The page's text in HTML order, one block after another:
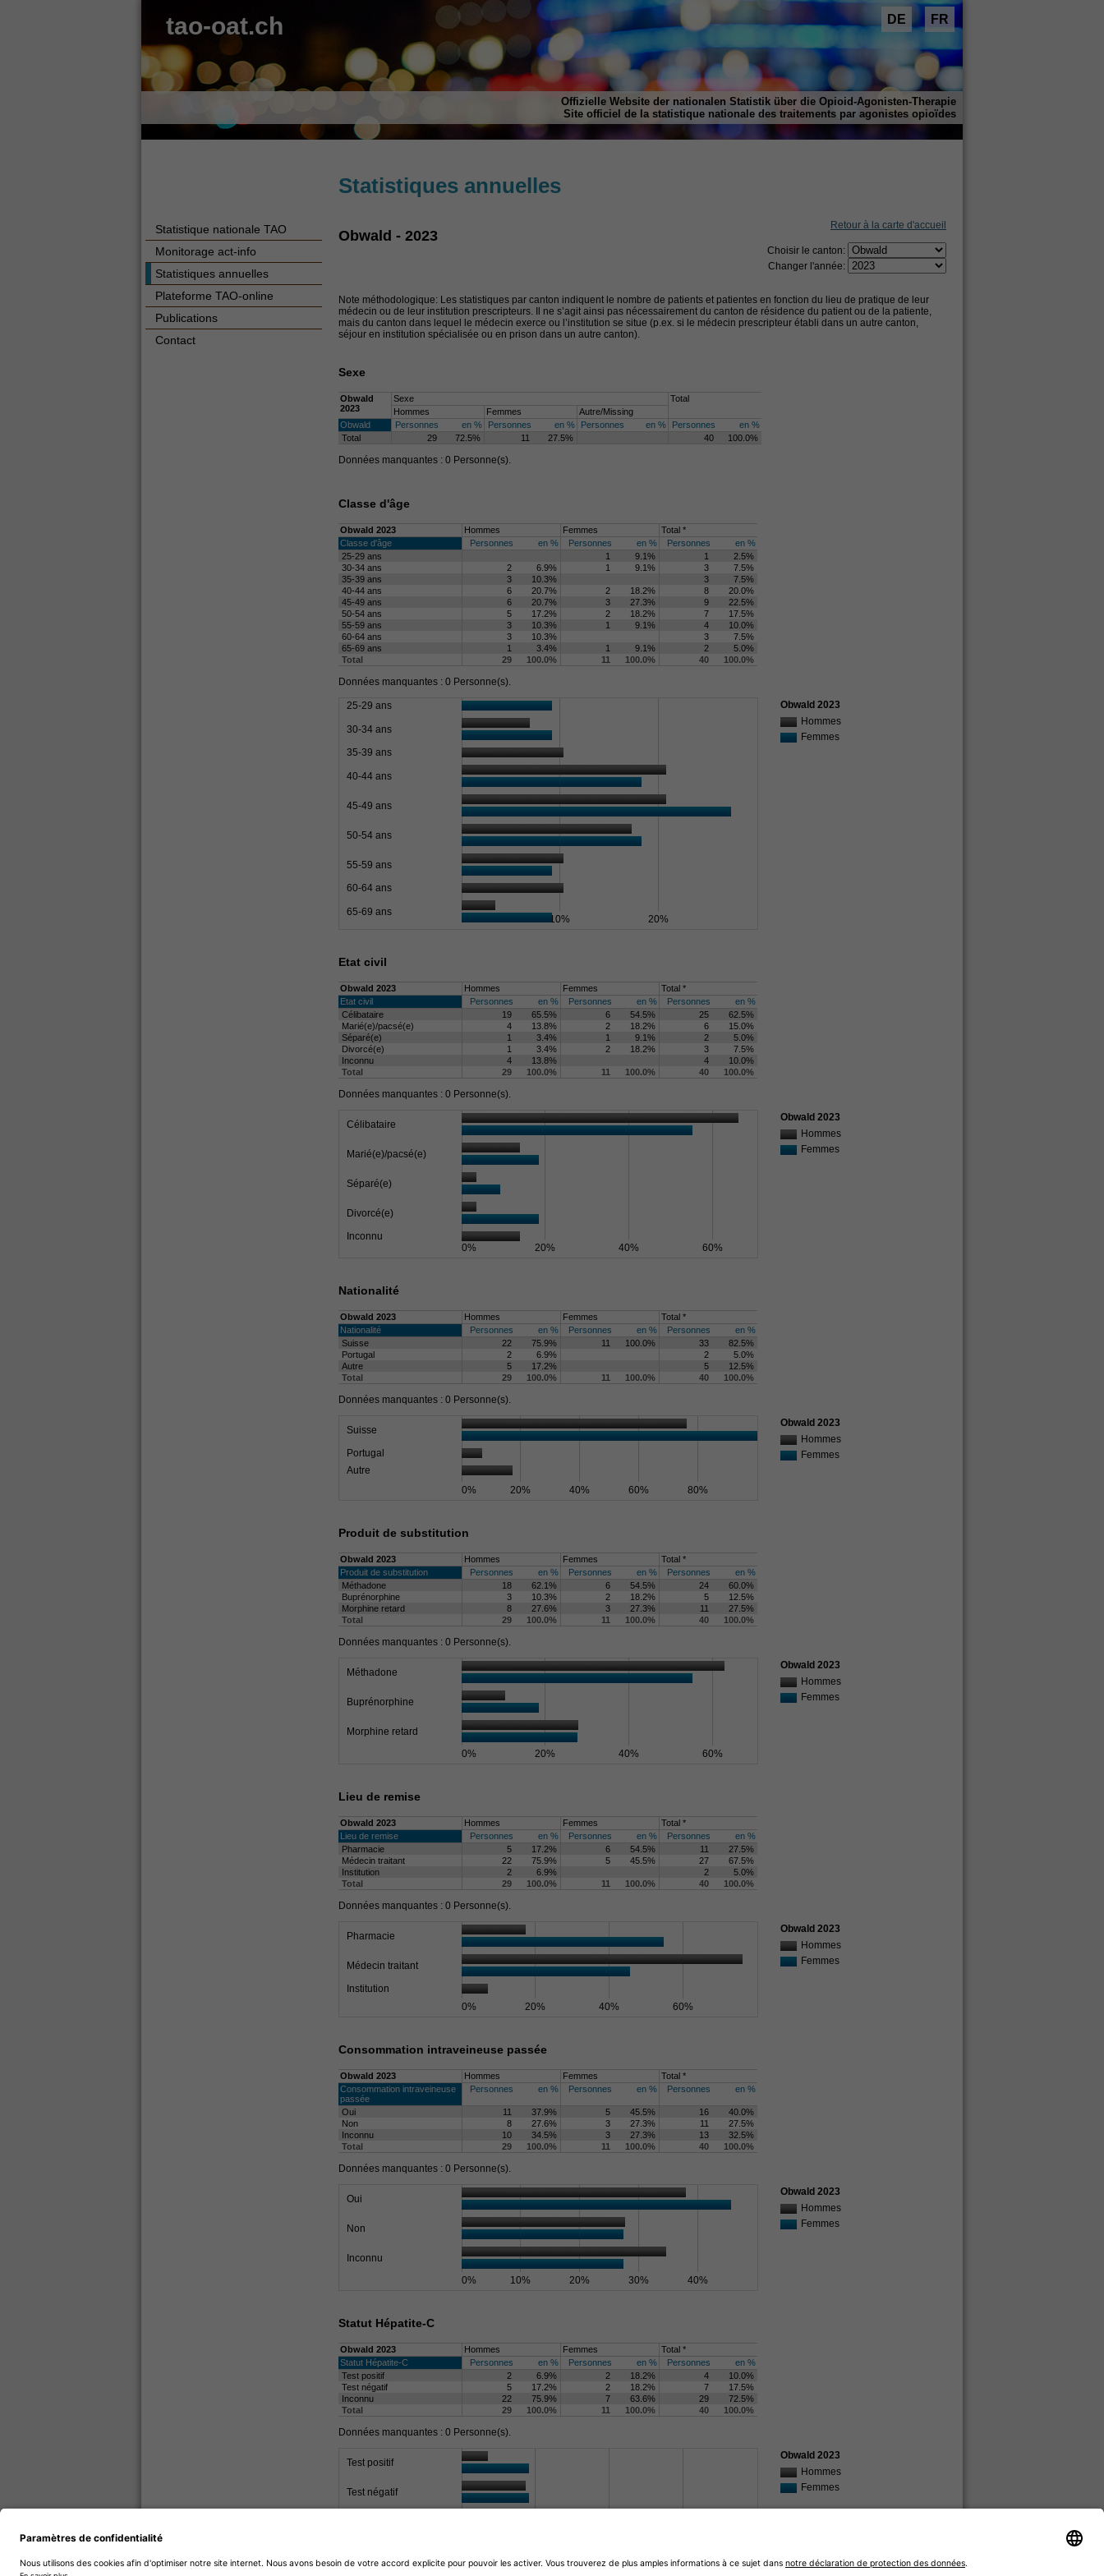
tao-oat.ch
Offizielle Website der nationalen Statistik über die Opioid-Agonisten-Therapie
Site officiel de la statistique nationale des traitements par agonistes opioïdes
DE FR
Statistique nationale TAO
Monitorage act-info
Statistiques annuelles
Plateforme TAO-online
Publications
Contact
Statistiques annuelles
Retour à la carte d'accueil
Choisir le canton:
Changer l'année:
Obwald - 2023
Note méthodologique: Les statistiques par canton indiquent le nombre de patients et patientes en fonction du lieu de pratique de leur
médecin ou de leur institution prescripteurs. Il ne s’agit ainsi pas nécessairement du canton de résidence du patient ou de la patiente,
mais du canton dans lequel le médecin exerce ou l’institution se situe (p.ex. si le médecin prescripteur établi dans un autre canton,
séjour en institution spécialisée ou en prison dans un autre canton).
Sexe
Obwald
2023
Sexe
Total
Hommes
Femmes
Autre/Missing
Obwald
Personnes en % Personnes en % Personnes en % Personnes
en %
Total
29 72.5% 11 27.5% 40 100.0%
Données manquantes : 0 Personne(s).
Classe d'âge
Obwald 2023 Hommes Femmes
Total *
Classe d'âge
Personnes en % Personnes en % Personnes
en %
25-29 ans
1 9.1% 1
2.5%
30-34 ans
2 6.9% 1 9.1% 3
7.5%
35-39 ans
3 10.3% 3
7.5%
40-44 ans
6 20.7% 2 18.2% 8
20.0%
45-49 ans
6 20.7% 3 27.3% 9
22.5%
50-54 ans
5 17.2% 2 18.2% 7
17.5%
55-59 ans
3 10.3% 1 9.1% 4
10.0%
60-64 ans
3 10.3% 3
7.5%
65-69 ans
1 3.4% 1 9.1% 2
5.0%
Total
29 100.0% 11 100.0% 40 100.0%
Données manquantes : 0 Personne(s).
Obwald 2023
Hommes
Femmes
25-29 ans
30-34 ans
35-39 ans
40-44 ans
45-49 ans
50-54 ans
55-59 ans
60-64 ans
65-69 ans
10% 20%
Etat civil
Obwald 2023 Hommes Femmes
Total *
Etat civil
Personnes en % Personnes en % Personnes
en %
Célibataire
19 65.5% 6 54.5% 25
62.5%
Marié(e)/pacsé(e)
4 13.8% 2 18.2% 6
15.0%
Séparé(e)
1 3.4% 1 9.1% 2
5.0%
Divorcé(e)
1 3.4% 2 18.2% 3
7.5%
Inconnu
4 13.8% 4
10.0%
Total
29 100.0% 11 100.0% 40 100.0%
Données manquantes : 0 Personne(s).
Obwald 2023
Hommes
Femmes
Célibataire
Marié(e)/pacsé(e)
Séparé(e)
Divorcé(e)
Inconnu
0%
20% 40% 60%
Nationalité
Obwald 2023 Hommes Femmes
Total *
Nationalité
Personnes en % Personnes en % Personnes
en %
Suisse
22 75.9% 11 100.0% 33
82.5%
Portugal
2 6.9% 2
5.0%
Autre
5 17.2% 5
12.5%
Total
29 100.0% 11 100.0% 40 100.0%
Données manquantes : 0 Personne(s).
Obwald 2023
Hommes
Femmes
Suisse
Portugal
Autre
0%
20% 40% 60% 80%
Produit de substitution
Obwald 2023 Hommes Femmes
Total *
Produit de substitution
Personnes en % Personnes en % Personnes
en %
Méthadone
18 62.1% 6 54.5% 24
60.0%
Buprénorphine
3 10.3% 2 18.2% 5
12.5%
Morphine retard
8 27.6% 3 27.3% 11
27.5%
Total
29 100.0% 11 100.0% 40 100.0%
Données manquantes : 0 Personne(s).
Obwald 2023
Hommes
Femmes
Méthadone
Buprénorphine
Morphine retard
0%
20% 40% 60%
Lieu de remise
Obwald 2023 Hommes Femmes
Total *
Lieu de remise
Personnes en % Personnes en % Personnes
en %
Pharmacie
5 17.2% 6 54.5% 11
27.5%
Médecin traitant
22 75.9% 5 45.5% 27
67.5%
Institution
2 6.9% 2
5.0%
Total
29 100.0% 11 100.0% 40 100.0%
Données manquantes : 0 Personne(s).
Obwald 2023
Hommes
Femmes
Pharmacie
Médecin traitant
Institution
0%
20% 40% 60%
Consommation intraveineuse passée
Obwald 2023 Hommes Femmes
Total *
Consommation intraveineuse
passée
Personnes en % Personnes en % Personnes en %
Oui 11 37.9% 5 45.5% 16
40.0%
Non
8 27.6% 3 27.3% 11
27.5%
Inconnu
10 34.5% 3 27.3% 13
32.5%
Total
29 100.0% 11 100.0% 40 100.0%
Données manquantes : 0 Personne(s).
Obwald 2023
Hommes
Femmes
Oui
Non
Inconnu
0%
10% 20% 30% 40%
Statut Hépatite-C
Obwald 2023 Hommes Femmes
Total *
Statut Hépatite-C
Personnes en % Personnes en % Personnes
en %
Test positif
2 6.9% 2 18.2% 4
10.0%
Test négatif
5 17.2% 2 18.2% 7
17.5%
Inconnu
22 75.9% 7 63.6% 29
72.5%
Total
29 100.0% 11 100.0% 40 100.0%
Données manquantes : 0 Personne(s).
Obwald 2023
Hommes
Femmes
Test positif
Test négatif